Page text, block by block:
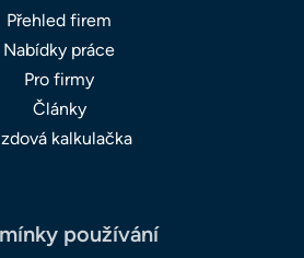
Přehled firem
Nabídky práce
Pro firmy
Články
kalkulačka
používání